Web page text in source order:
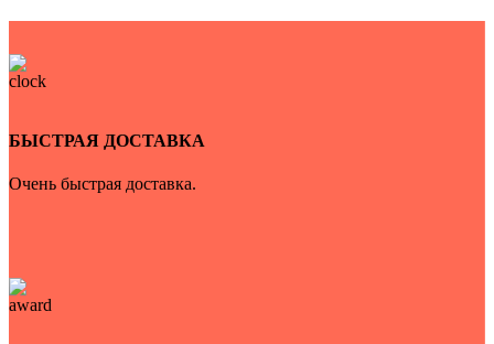
БЫСТРАЯ ДОСТАВКА
Очень быстрая доставка.